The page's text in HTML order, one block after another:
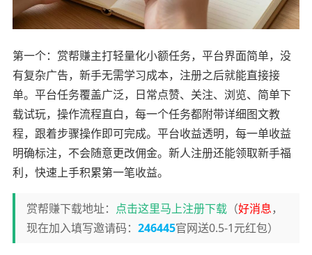
第一个：赏帮赚主打轻量化小额任务，平台界面简单，没
有复杂广告，新手无需学习成本，注册之后就能直接接
单。平台任务覆盖广泛，日常点赞、关注、浏览、简单下
载试玩，操作流程直白，每一个任务都附带详细图文教
程，跟着步骤操作即可完成。平台收益透明，每一单收益
明确标注，不会随意更改佣金。新人注册还能领取新手福
利，快速上手积累第一笔收益。
赏帮赚下载地址： 点击这里马上注册下载（好消息，
现在加入填写邀请码： 246445官网送0.5-1元红包）